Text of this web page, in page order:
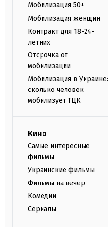
Мобилизация 50+
Мобилизация женщин
Контракт для 18-24-
летних
Отсрочка от
мобилизации
Мобилизация в Украине:
сколько человек
мобилизует ТЦК
Кино
Самые интересные
фильмы
Украинские фильмы
Фильмы на вечер
Комедии
Сериалы